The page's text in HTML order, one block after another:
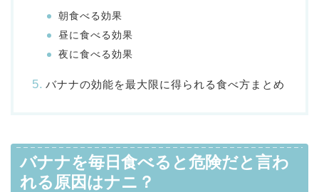
朝食べる効果
昼に食べる効果
夜に食べる効果
バナナの効能を最大限に得られる食べ方まとめ
バナナを毎日食べると危険だと言わ
れる原因はナニ？